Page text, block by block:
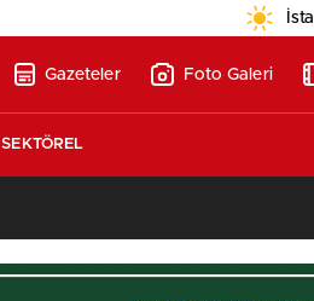
Gazeteler Foto Galeri
SEKTÖREL